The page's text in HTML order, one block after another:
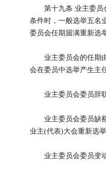
第十九条 业主委员会
条件时，一般选举五名
委员会任期届满重新选
业主委员会的任期由
会在委员中选举产生主
业主委员会委员辞职
业主委员会委员缺额
业主(代表)大会重新选举
业主委员会委员变动